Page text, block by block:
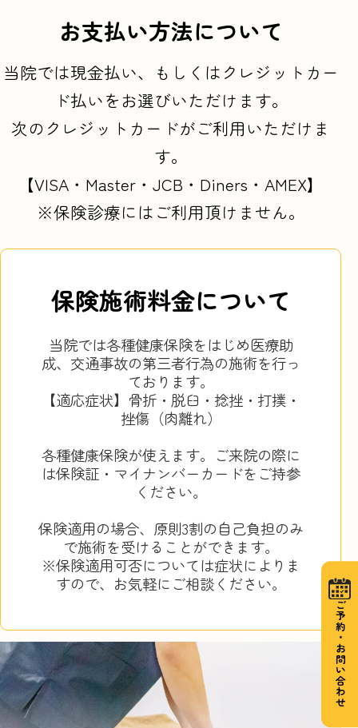
ご予約・お問い合わせ
お支払い方法について
当院では現金払い、もしくはクレジットカー
ド払いをお選びいただけます。
次のクレジットカードがご利用いただけま
す。
【VISA・Master・JCB・Diners・AMEX】
※保険診療にはご利用頂けません。
保険施術料金について
当院では各種健康保険をはじめ医療助
成、交通事故の第三者行為の施術を行っ
ております。
【適応症状】骨折・脱臼・捻挫・打撲・
挫傷（肉離れ）
各種健康保険が使えます。ご来院の際に
は保険証・マイナンバーカードをご持参
ください。
保険適用の場合、原則3割の自己負担のみ
で施術を受けることができます。
※保険適用可否については症状によりま
すので、お気軽にご相談ください。